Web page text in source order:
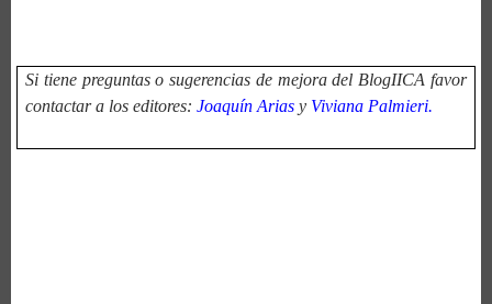
Si tiene preguntas o sugerencias de mejora del BlogIICA favor
contactar a los editores: Joaquín Arias y Viviana Palmieri.